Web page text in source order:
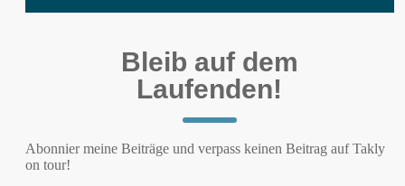
Bleib auf dem
Laufenden!
Abonnier meine Beiträge und verpass keinen Beitrag auf Takly
on tour!